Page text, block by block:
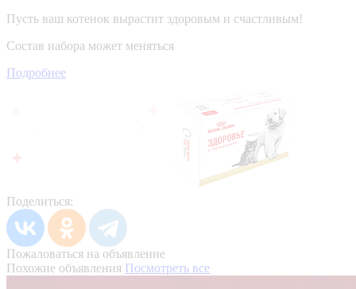
Пусть ваш котенок вырастит здоровым и счастливым!
Состав набора может меняться
Подробнее
Поделиться:
Пожаловаться на объявление
Похожие объявления Посмотреть все